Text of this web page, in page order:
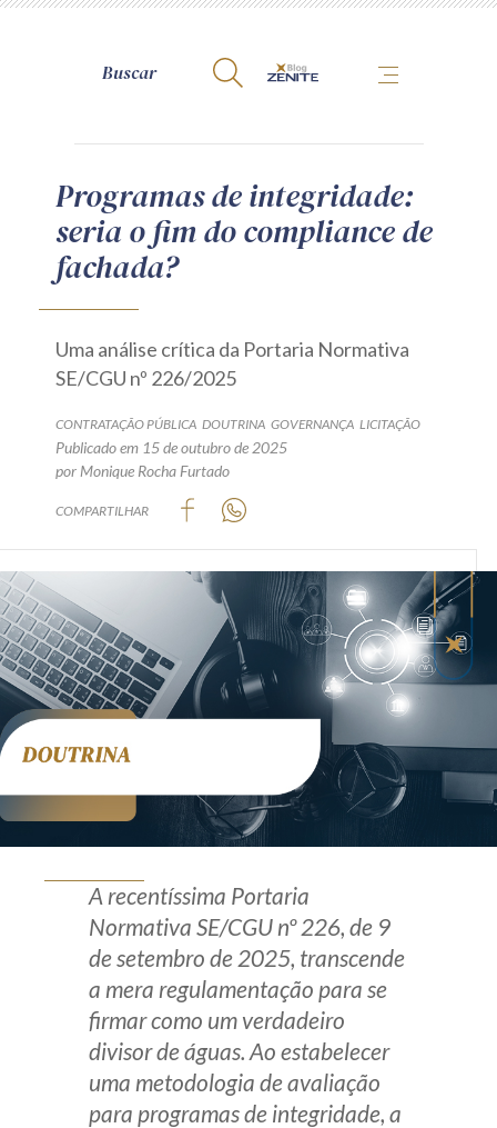
A Zênite
Como publicar conosco
Termos de uso
Política de Privacidade
Encarregado (contato)
Produtos e serviços
Zênite Fácil IA
Zênite Play
Orientação por Escrito
Mentoria Zênite
Capacitação
Zênite Online
Zênite in Company
Diferenciais
Receba por RSS
Av. Sete de Setembro, 4698
Programas de integridade:
seria o fim do compliance de
fachada?
Uma análise crítica da Portaria Normativa
SE/CGU nº 226/2025
CONTRATAÇÃO PÚBLICA DOUTRINA GOVERNANÇA LICITAÇÃO
Publicado em 15 de outubro de 2025
por Monique Rocha Furtado
COMPARTILHAR
A recentíssima Portaria
Normativa SE/CGU nº 226, de 9
de setembro de 2025, transcende
a mera regulamentação para se
firmar como um verdadeiro
divisor de águas. Ao estabelecer
uma metodologia de avaliação
para programas de integridade, a